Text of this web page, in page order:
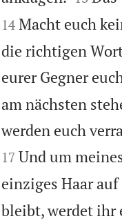
14 Macht euch
die richtigen
eurer Gegner
am nächsten
werden euch
17 Und um
einziges Haar
bleibt, werdet ihr